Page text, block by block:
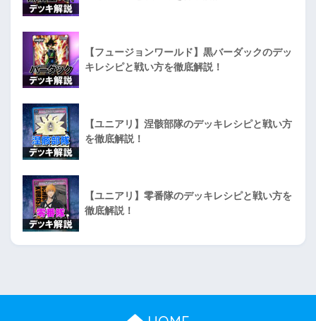
【フュージョンワールド】黒バーダックのデッ
キレシピと戦い方を徹底解説！
【ユニアリ】涅骸部隊のデッキレシピと戦い方
を徹底解説！
【ユニアリ】零番隊のデッキレシピと戦い方を
徹底解説！